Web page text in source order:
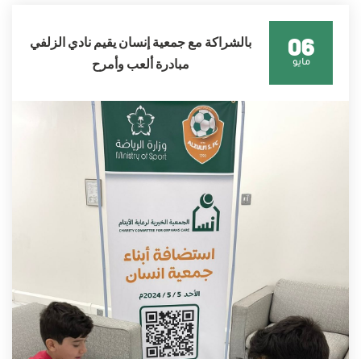
06
مايو
بالشراكة مع جمعية إنسان يقيم نادي الزلفي
مبادرة ألعب وأمرح